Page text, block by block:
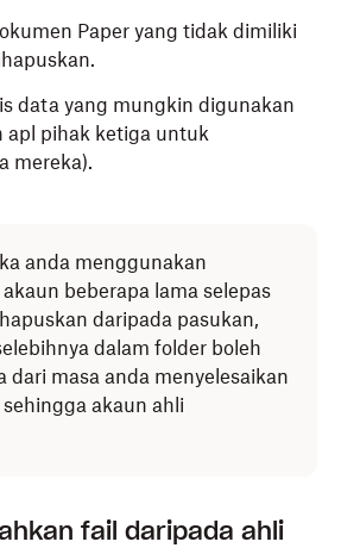
Paper yang tidak dimiliki
data yang mungkin digunakan
apl pihak ketiga untuk
mereka).
anda menggunakan
beberapa lama selepas
daripada pasukan,
dalam folder boleh
dari masa anda menyelesaikan
akaun ahli
fail daripada ahli